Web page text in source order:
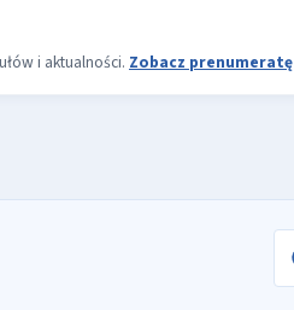
i aktualności. Zobacz prenumeratę